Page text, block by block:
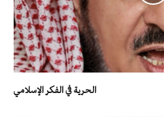
الحرية في الفكر الإسلامي